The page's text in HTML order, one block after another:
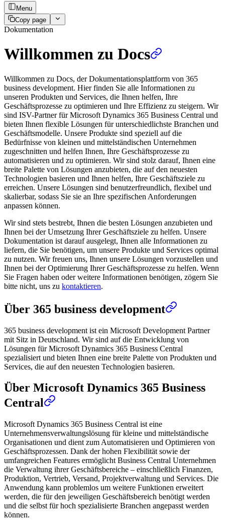
Menu
Copy page
Dokumentation
Willkommen zu Docs
Willkommen zu Docs, der Dokumentationsplattform von 365
business development. Hier finden Sie alle Informationen zu
unseren Produkten und Services, die Ihnen helfen, Ihre
Geschäftsprozesse zu optimieren und Ihre Effizienz zu steigern. Wir
sind ISV-Partner für Microsoft Dynamics 365 Business Central und
bieten Ihnen flexible Lösungen für unterschiedlichste Branchen und
Geschäftsmodelle. Unsere Produkte sind speziell auf die
Bedürfnisse von kleinen und mittelständischen Unternehmen
zugeschnitten und helfen Ihnen, Ihre Geschäftsprozesse zu
automatisieren und zu optimieren. Wir sind stolz darauf, Ihnen eine
breite Palette von Lösungen anzubieten, die auf den neuesten
Technologien basieren und Ihnen helfen, Ihre Geschäftsziele zu
erreichen. Unsere Lösungen sind benutzerfreundlich, flexibel und
skalierbar, sodass Sie sie an Ihre spezifischen Anforderungen
anpassen können.
Wir sind stets bestrebt, Ihnen die besten Lösungen anzubieten und
Ihnen bei der Umsetzung Ihrer Geschäftsziele zu helfen. Unsere
Dokumentation ist darauf ausgelegt, Ihnen alle Informationen zu
liefern, die Sie benötigen, um unsere Produkte und Services optimal
zu nutzen. Wir freuen uns, Ihnen unsere Lösungen vorzustellen und
Ihnen bei der Optimierung Ihrer Geschäftsprozesse zu helfen. Wenn
Sie Fragen haben oder weitere Informationen benötigen, zögern Sie
bitte nicht, uns zu kontaktieren.
Über 365 business development
365 business development ist ein Microsoft Development Partner
mit Sitz in Deutschland. Wir sind auf die Entwicklung von
Lösungen für Microsoft Dynamics 365 Business Central
spezialisiert und bieten Ihnen eine breite Palette von Produkten und
Services, die auf den neuesten Technologien basieren.
Über Microsoft Dynamics 365 Business
Central
Microsoft Dynamics 365 Business Central ist eine
Unternehmensverwaltungslösung für kleine und mittelständische
Organisationen und dient zum Automatisieren und Optimieren von
Geschäftsprozessen. Dank der hohen Flexibilität sowie der
umfangreichen Features ermöglicht Business Central Unternehmen
die Verwaltung ihrer Geschäftsbereiche – einschließlich Finanzen,
Produktion, Vertrieb, Versand, Projektverwaltung und Services. Die
Anwendung kann problemlos um weitere Funktionen erweitert
werden, die für den jeweiligen Geschäftsbereich benötigt werden
und die selbst für hoch spezialisierte Branchen angepasst werden
können.